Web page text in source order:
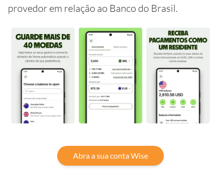
provedor em relação ao Banco do Brasil.
Abra a sua conta Wise